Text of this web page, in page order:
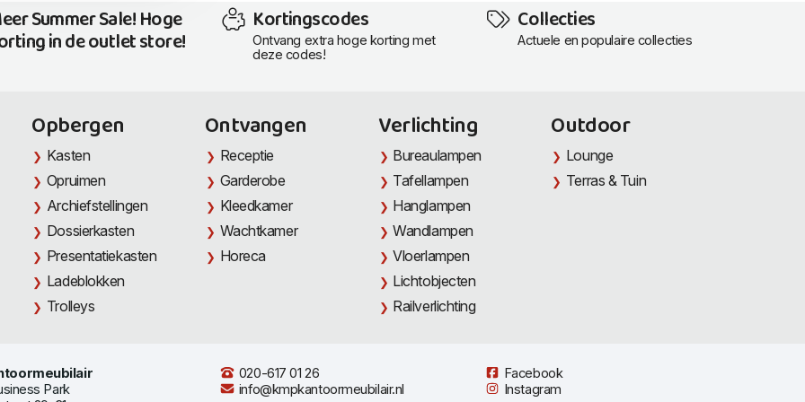
Summer Sale! Hoge
in de outlet store!
Kortingscodes
Ontvang extra hoge korting met
deze codes!
Collecties
Actuele en populaire collecties
Opbergen
Kasten
Opruimen
Archiefstellingen
Dossierkasten
Presentatiekasten
Ladeblokken
Trolleys
Ontvangen
Receptie
Garderobe
Kleedkamer
Wachtkamer
Horeca
Verlichting
Bureaulampen
Tafellampen
Hanglampen
Wandlampen
Vloerlampen
Lichtobjecten
Railverlichting
Outdoor
Lounge
Terras & Tuin
Park
020-617 01 26
info@kmpkantoormeubilair.nl
Facebook
Instagram